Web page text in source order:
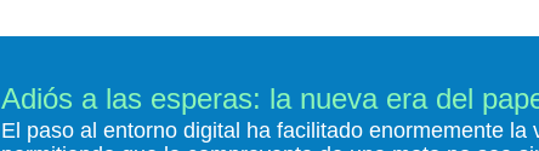
Adiós a las esperas: la nueva era del
El paso al entorno digital ha facilitado enormemente